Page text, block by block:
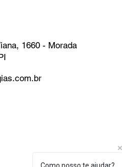
1660 - Morada